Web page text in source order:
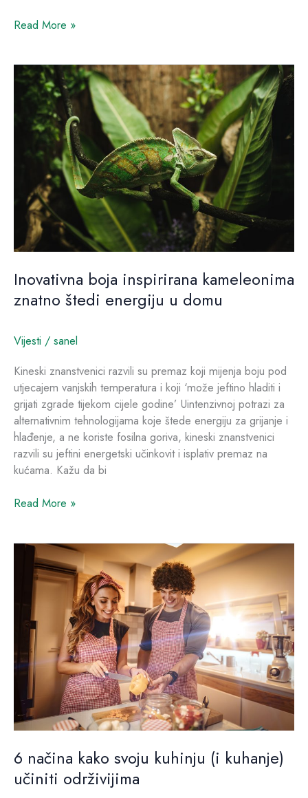
Read More »
Inovativna boja inspirirana kameleonima
znatno štedi energiju u domu
Vijesti / sanel
Kineski znanstvenici razvili su premaz koji mijenja boju pod
utjecajem vanjskih temperatura i koji ‘može jeftino hladiti i
grijati zgrade tijekom cijele godine’ Uintenzivnoj potrazi za
alternativnim tehnologijama koje štede energiju za grijanje i
hlađenje, a ne koriste fosilna goriva, kineski znanstvenici
razvili su jeftini energetski učinkovit i isplativ premaz na
kućama. Kažu da bi
Inovativna
boja
inspirirana
kameleonima
znatno
štedi
energiju
domu
Read More »
6 načina kako svoju kuhinju (i kuhanje)
učiniti održivijima
načina
kako
svoju
kuhinju
kuhanje)
učiniti
održivijima